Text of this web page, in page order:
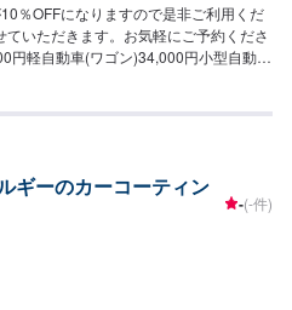
％OFFになりますので是非ご利用くだ
いただきます。お気軽にご予約くださ
円軽自動車(ワゴン)34,000円小型自動車
型自動車64,000円RV車小型70,000円
ギーのカーコーティン
-(-件)